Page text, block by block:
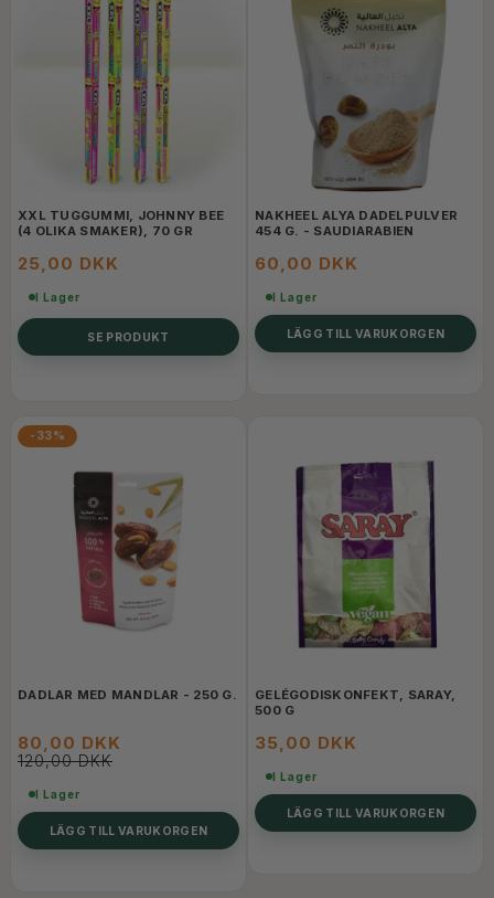
XXL TUGGUMMI, JOHNNY BEE
(4 OLIKA SMAKER), 70 GR
25,00 DKK
I Lager
SE PRODUKT
NAKHEEL ALYA DADELPULVER
454 G. - SAUDIARABIEN
60,00 DKK
I Lager
LÄGG TILL VARUKORGEN
-33%
DADLAR MED MANDLAR - 250 G.
80,00 DKK
120,00 DKK
I Lager
LÄGG TILL VARUKORGEN
GELÉGODISKONFEKT, SARAY,
500 G
35,00 DKK
I Lager
LÄGG TILL VARUKORGEN